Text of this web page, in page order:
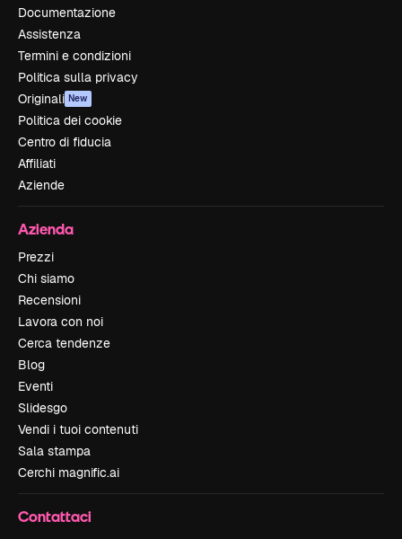
Documentazione
Assistenza
Termini e condizioni
Politica sulla privacy
Originali New
Politica dei cookie
Centro di fiducia
Affiliati
Aziende
Azienda
Prezzi
Chi siamo
Recensioni
Lavora con noi
Cerca tendenze
Blog
Eventi
Slidesgo
Vendi i tuoi contenuti
Sala stampa
Cerchi magnific.ai
Contattaci